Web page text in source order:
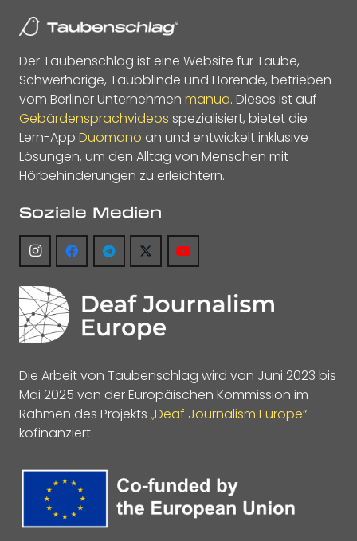
Der Taubenschlag ist eine Website für Taube,
Schwerhörige, Taubblinde und Hörende, betrieben
vom Berliner Unternehmen manua. Dieses ist auf
Gebärdensprachvideos spezialisiert, bietet die
Lern-App Duomano an und entwickelt inklusive
Lösungen, um den Alltag von Menschen mit
Hörbehinderungen zu erleichtern.
Soziale Medien
Die Arbeit von Taubenschlag wird von Juni 2023 bis
Mai 2025 von der Europäischen Kommission im
Rahmen des Projekts „Deaf Journalism Europe“
kofinanziert.